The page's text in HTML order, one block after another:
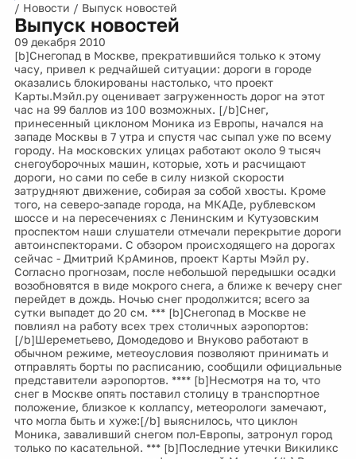
/ Новости / Выпуск новостей
Выпуск новостей
09 декабря 2010
[b]Снегопад в Москве, прекратившийся только к этому
часу, привел к редчайшей ситуации: дороги в городе
оказались блокированы настолько, что проект
Карты.Мэйл.ру оценивает загруженность дорог на этот
час на 99 баллов из 100 возможных. [/b]Снег,
принесенный циклоном Моника из Европы, начался на
западе Москвы в 7 утра и спустя час сыпал уже по всему
городу. На московских улицах работают около 9 тысяч
снегоуборочных машин, которые, хоть и расчищают
дороги, но сами по себе в силу низкой скорости
затрудняют движение, собирая за собой хвосты. Кроме
того, на северо-западе города, на МКАДе, рублевском
шоссе и на пересечениях с Ленинским и Кутузовским
проспектом наши слушатели отмечали перекрытие дороги
автоинспекторами. С обзором происходящего на дорогах
сейчас - Дмитрий КрАминов, проект Карты Мэйл ру.
Согласно прогнозам, после небольшой передышки осадки
возобновятся в виде мокрого снега, а ближе к вечеру снег
перейдет в дождь. Ночью снег продолжится; всего за
сутки выпадет до 20 см. *** [b]Снегопад в Москве не
повлиял на работу всех трех столичных аэропортов:
[/b]Шереметьево, Домодедово и Внуково работают в
обычном режиме, метеоусловия позволяют принимать и
отправлять борты по расписанию, сообщили официальные
представители аэропортов. **** [b]Несмотря на то, что
снег в Москве опять поставил столицу в транспортное
положение, близкое к коллапсу, метеорологи замечают,
что могла быть и хуже:[/b] выяснилось, что циклон
Моника, заваливший снегом пол-Европы, затронул город
только по касательной. *** [b]Последние утечки Викиликс